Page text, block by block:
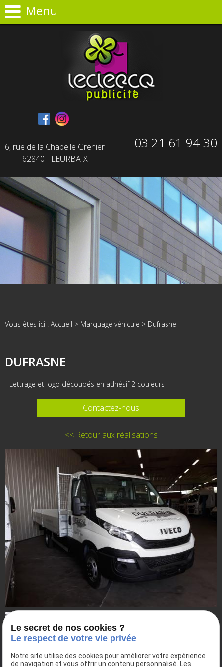
Menu
6, rue de la Chapelle Grenier
62840 FLEURBAIX
03 21 61 94 30
Vous êtes ici : Accueil > Marquage véhicule > Dufrasne
DUFRASNE
- Lettrage et logo découpés en adhésif 2 couleurs
Contactez-nous
<< Retour aux réalisations
Panneau de gestion des cookies
Le secret de nos cookies ?
Le respect de votre vie privée
Notre site utilise des cookies pour améliorer votre expérience
de navigation et vous offrir un contenu personnalisé. Les